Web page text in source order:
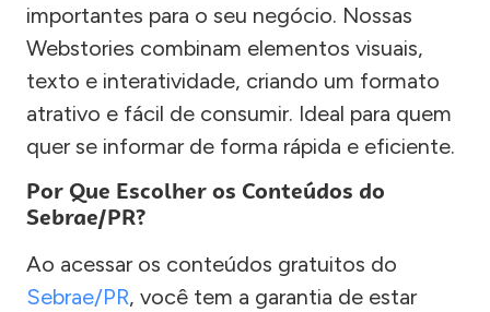
importantes para o seu negócio. Nossas
Webstories combinam elementos visuais,
texto e interatividade, criando um formato
atrativo e fácil de consumir. Ideal para quem
quer se informar de forma rápida e eficiente.
Por Que Escolher os Conteúdos do
Sebrae/PR?
Ao acessar os conteúdos gratuitos do
Sebrae/PR, você tem a garantia de estar